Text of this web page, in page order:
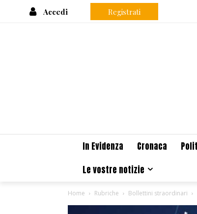
Accedi Registrati
In Evidenza Cronaca
Le vostre notizie
Home Rubriche Bollettini straordinari